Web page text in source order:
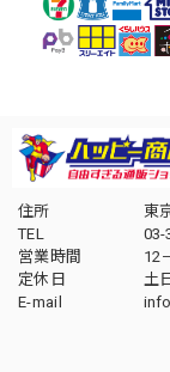
住所
東
TEL
03-
営業時間
12
定休日
土
E-mail